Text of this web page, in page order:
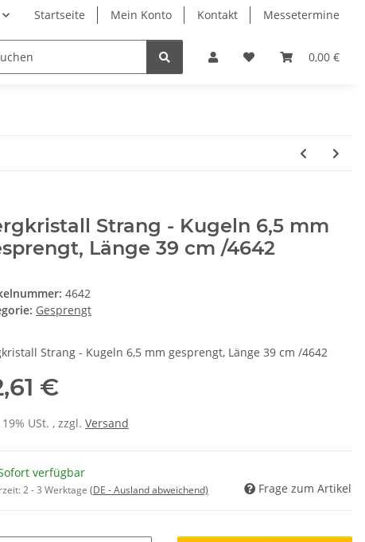
Startseite Mein Konto Kontakt Messetermine
0,00 €
Strang - Kugeln 6,5 mm
Länge 39 cm /4642
4642
Gesprengt
Strang - Kugeln 6,5 mm gesprengt, Länge 39 cm /4642
€
USt. , zzgl. Versand
verfügbar
2 - 3 Werktage (DE - Ausland abweichend) Frage zum Artikel